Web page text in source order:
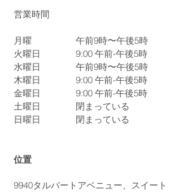
営業時間
月曜
火曜日
水曜日
木曜日
金曜日
土曜日
日曜日
午前9時〜午後5時
9:00 午前-午後5時
午前9時〜午後5時
9:00 午前-午後5時
9:00 午前-午後5時
閉まっている
閉まっている
位置
9940タルバートアベニュー、スイート